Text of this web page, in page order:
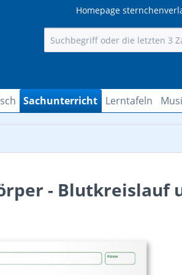
Homepage
Sachunterricht Lerntafeln
- Blutkreislauf